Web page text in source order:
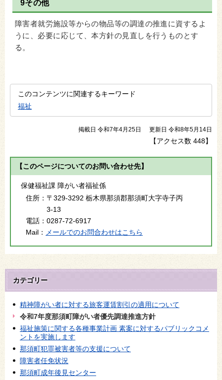
9その他
障害者就労施設等からの物品等の調達の推進に資するよ
うに、必要に応じて、本方針の見直しを行うものとす
る。
このコンテンツに関連するキーワード
福祉
掲載日 令和7年4月25日 更新日 令和8年5月14日
【アクセス数 448】
【このページについてのお問い合わせ先】
保健福祉課 障がい者福祉係
住所： 〒329-3292 栃木県那須郡那須町大字寺子丙
3-13
電話： 0287-72-6917
Mail：
メールでのお問合わせはこちら
カテゴリー
精神障がい者に対する旅客運賃割引の適用について
令和7年度那須町障がい者優先調達推進方針
福祉施策に関する各種事業計画 素案に対するパブリックコメ
ントを実施します
那須町犯罪被害者等の支援について
障害者任免状況
那須町成年後見センター